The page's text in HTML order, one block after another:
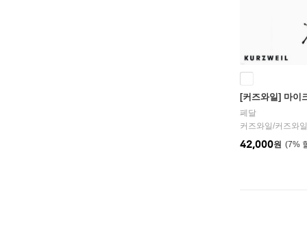
[커즈와일] 마이
페달
커즈와일 /커즈와
7%
42,000원